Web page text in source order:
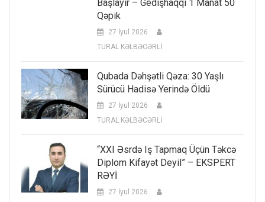
Başlayır – Gedişhaqqı 1 Manat 50
Qəpik
27 İyul 2026
TURAL KƏLBƏCƏRLİ
Qubada Dəhşətli Qəza: 30 Yaşlı
Sürücü Hadisə Yerində Öldü
27 İyul 2026
TURAL KƏLBƏCƏRLİ
“XXI Əsrdə Iş Tapmaq Üçün Təkcə
Diplom Kifayət Deyil” – EKSPERT
RƏYİ
27 İyul 2026